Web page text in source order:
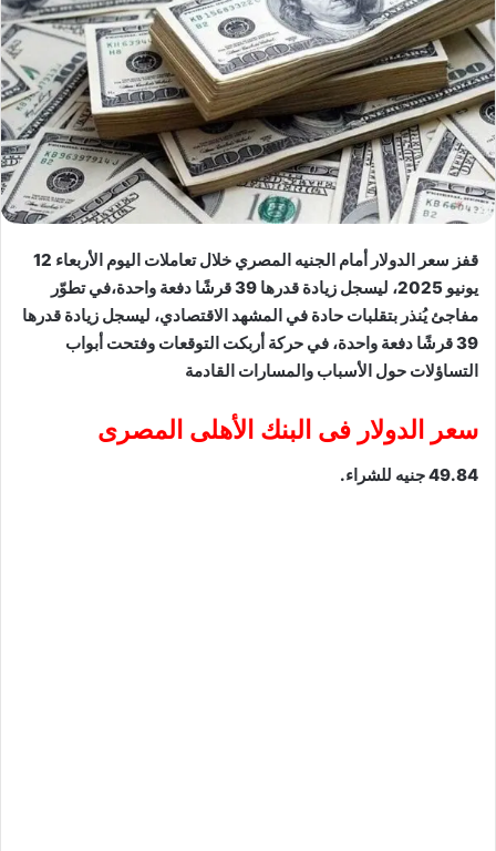
قفز سعر الدولار أمام الجنيه المصري خلال تعاملات اليوم الأربعاء 12
يونيو 2025، ليسجل زيادة قدرها 39 قرشًا دفعة واحدة،في تطوّر
مفاجئ يُنذر بتقلبات حادة في المشهد الاقتصادي، ليسجل زيادة قدرها
39 قرشًا دفعة واحدة، في حركة أربكت التوقعات وفتحت أبواب
التساؤلات حول الأسباب والمسارات القادمة
سعر الدولار فى البنك الأهلى المصرى
49.84 جنيه للشراء.